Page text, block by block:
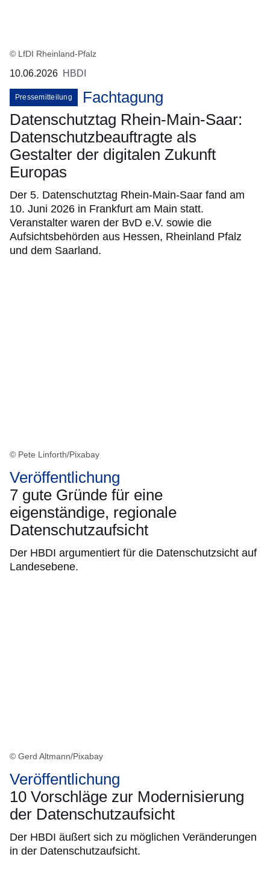
© LfDI Rheinland-Pfalz
10.06.2026 HBDI
Pressemitteilung
Fachtagung
Datenschutztag Rhein-Main-Saar:
Datenschutzbeauftragte als
Gestalter der digitalen Zukunft
Europas
Der 5. Datenschutztag Rhein-Main-Saar fand am
10. Juni 2026 in Frankfurt am Main statt.
Veranstalter waren der BvD e.V. sowie die
Aufsichtsbehörden aus Hessen, Rheinland Pfalz
und dem Saarland.
© Pete Linforth/Pixabay
Veröffentlichung
7 gute Gründe für eine
eigenständige, regionale
Datenschutzaufsicht
Der HBDI argumentiert für die Datenschutzsicht auf
Landesebene.
© Gerd Altmann/Pixabay
Veröffentlichung
10 Vorschläge zur Modernisierung
der Datenschutzaufsicht
Der HBDI äußert sich zu möglichen Veränderungen
in der Datenschutzaufsicht.